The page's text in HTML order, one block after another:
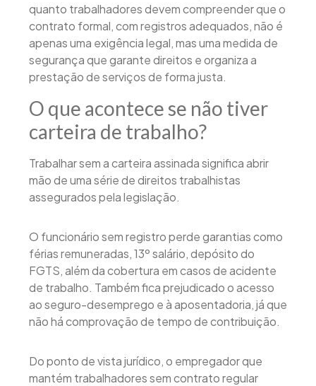
quanto trabalhadores devem compreender que o
contrato formal, com registros adequados, não é
apenas uma exigência legal, mas uma medida de
segurança que garante direitos e organiza a
prestação de serviços de forma justa.
O que acontece se não tiver
carteira de trabalho?
Trabalhar sem a carteira assinada significa abrir
mão de uma série de direitos trabalhistas
assegurados pela legislação.
O funcionário sem registro perde garantias como
férias remuneradas, 13º salário, depósito do
FGTS, além da cobertura em casos de acidente
de trabalho. Também fica prejudicado o acesso
ao seguro-desemprego e à aposentadoria, já que
não há comprovação de tempo de contribuição.
Do ponto de vista jurídico, o empregador que
mantém trabalhadores sem contrato regular